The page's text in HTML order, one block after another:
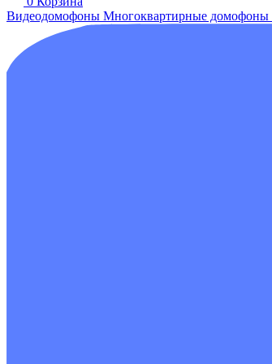
Видеодомофоны Многоквартирные домофоны